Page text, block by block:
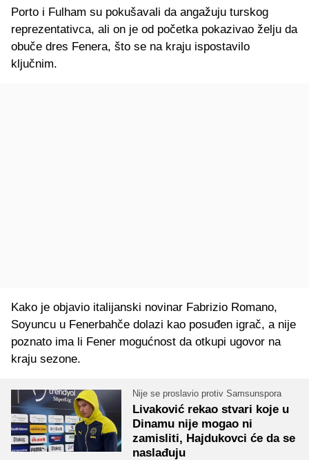
Porto i Fulham su pokušavali da angažuju turskog
reprezentativca, ali on je od početka pokazivao želju da
obuče dres Fenera, što se na kraju ispostavilo
ključnim.
Kako je objavio italijanski novinar Fabrizio Romano,
Soyuncu u Fenerbahče dolazi kao posuđen igrač, a nije
poznato ima li Fener mogućnost da otkupi ugovor na
kraju sezone.
Nije se proslavio protiv Samsunspora
Livaković rekao stvari koje u
Dinamu nije mogao ni
zamisliti, Hajdukovci će da se
naslađuju